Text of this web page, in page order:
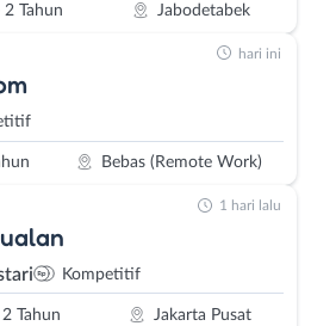
2 Tahun Jabodetabek
Bebas (Remote Work)
hari ini
Kompetitif
Tahun Jakarta Pusat
1 hari lalu